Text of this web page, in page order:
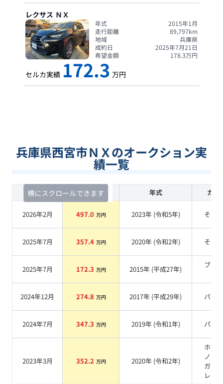
レクサス ＮＸ
年式
2015年1月
走行距離
89,797km
地域
兵庫県
成約日
2025年7月21日
希望金額
178.3万円
セルカ実績 172.3 万円
兵庫県西宮市ＮＸのオークション実
績一覧
横にスクロールできます
査定時期 セルカ実績 年式 カラ
2026年2月 497.0 万円 2023年 (令和5年) その他
2025年7月 357.4 万円 2020年 (令和2年) その他
2025年7月 172.3 万円 2015年 (平成27年)
ブラ
2024年12月 274.8 万円 2017年 (平成29年) パール
2024年7月 347.3 万円 2019年 (令和1年) パール
2023年3月 352.2 万円 2020年 (令和2年)
ホワ
ノー
ガラ
レーク